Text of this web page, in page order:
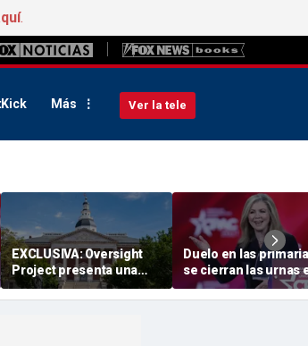
.
Más Ver la tele
EXCLUSIVA: Oversight
Project presenta una
demanda para bloquear
la medida de
Duelo en las
se cierran las urnas
Tennessee
conservador radical